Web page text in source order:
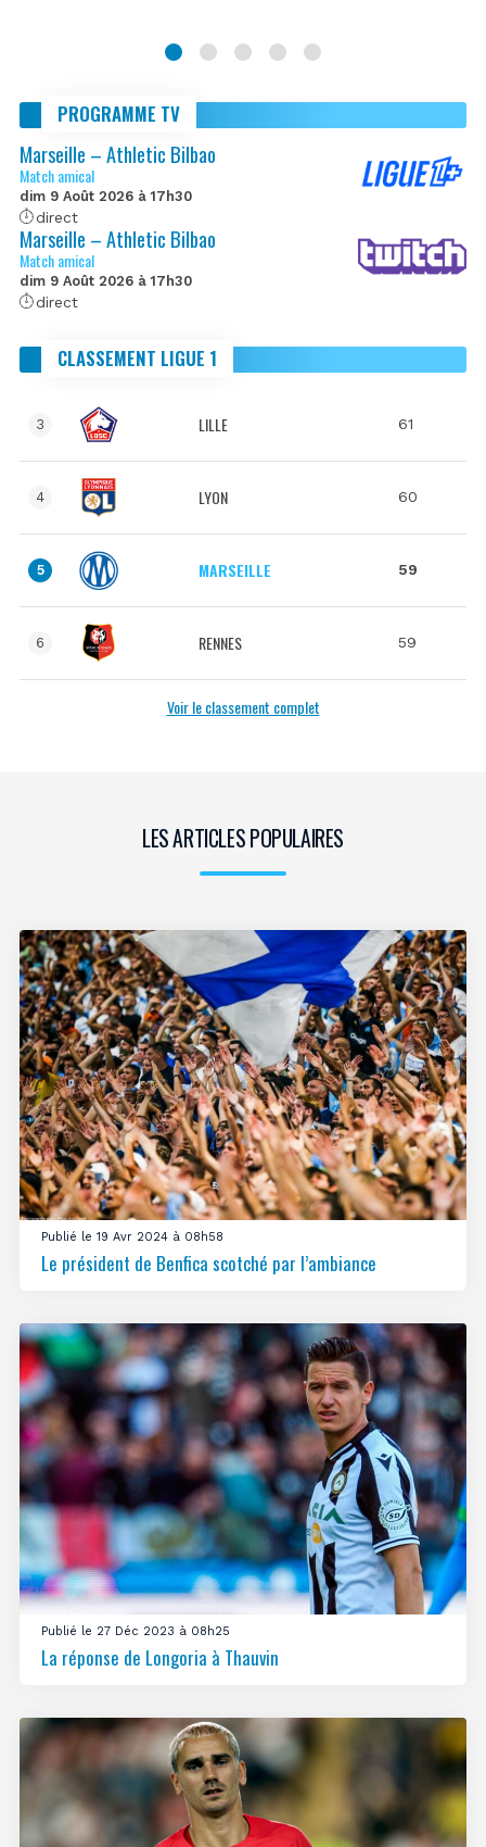
PROGRAMME TV
Marseille – Athletic Bilbao
Match amical
dim 9 Août 2026 à 17h30
direct
Marseille – Athletic Bilbao
Match amical
dim 9 Août 2026 à 17h30
direct
CLASSEMENT LIGUE 1
3 LILLE 61
4 LYON 60
5 MARSEILLE 59
6 RENNES 59
Voir le classement complet
LES ARTICLES POPULAIRES
Publié le 19 Avr 2024 à 08h58
Le président de Benfica scotché par l’ambiance
Publié le 27 Déc 2023 à 08h25
La réponse de Longoria à Thauvin